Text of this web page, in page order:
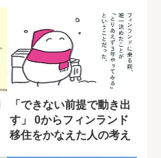
「できない前提で動き出
す」 0からフィンランド
移住をかなえた人の考え